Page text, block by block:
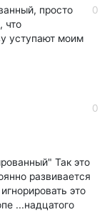
0
просто
что
уступают моим
0
Так это
развивается
это
...надцатого